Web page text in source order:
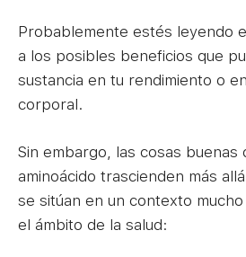
Probablemente estés leyendo
a los posibles beneficios que
sustancia en tu rendimiento o
corporal.
Sin embargo, las cosas
aminoácido trascienden más
se sitúan en un contexto
el ámbito de la salud: